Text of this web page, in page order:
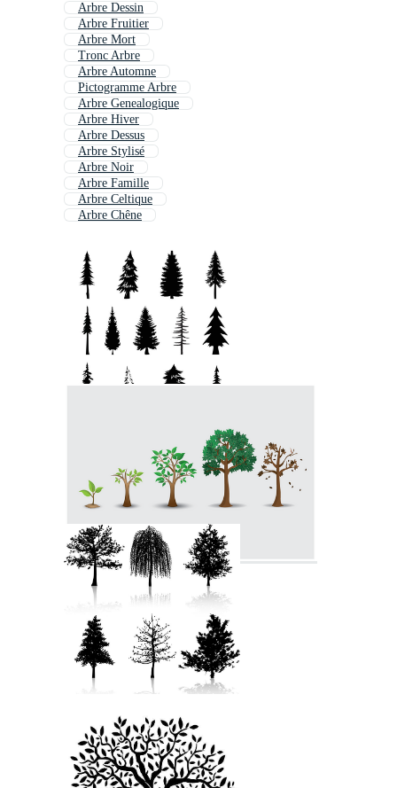
Arbre Dessin
Arbre Fruitier
Arbre Mort
Tronc Arbre
Arbre Automne
Pictogramme Arbre
Arbre Genealogique
Arbre Hiver
Arbre Dessus
Arbre Stylisé
Arbre Noir
Arbre Famille
Arbre Celtique
Arbre Chêne